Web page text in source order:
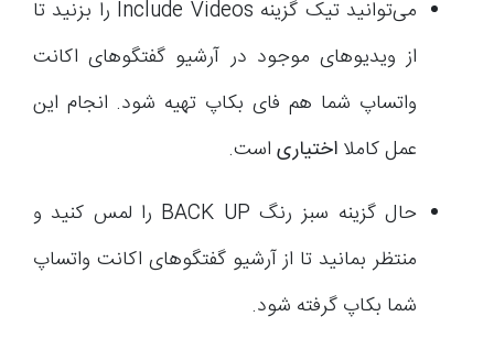
می‌توانید تیک گزینه Include Videos را بزنید تا
از ویدیوهای موجود در آرشیو گفتگوهای اکانت
واتساپ شما هم فای بکاپ تهیه شود. انجام این
عمل کاملا اختیاری است.
حال گزینه سبز رنگ BACK UP را لمس کنید و
منتظر بمانید تا از آرشیو گفتگوهای اکانت واتساپ
شما بکاپ گرفته شود.